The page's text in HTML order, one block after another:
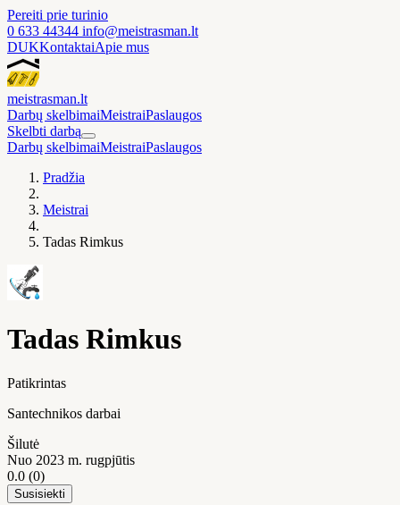
Pereiti prie turinio
0 633 44344 info@meistrasman.lt
DUKKontaktaiApie mus
meistrasman.lt
Darbų skelbimaiMeistraiPaslaugos
Skelbti darbą
Darbų skelbimaiMeistraiPaslaugos
Pradžia
Meistrai
Tadas Rimkus
Tadas Rimkus
Patikrintas
Santechnikos darbai
Šilutė
Nuo 2023 m. rugpjūtis
0.0 (0)
Susisiekti